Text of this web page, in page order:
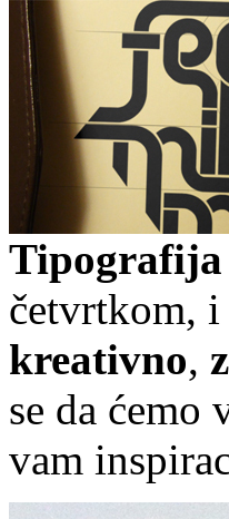
Tipografija
četvrtkom, i
kreativno,
se da
vam